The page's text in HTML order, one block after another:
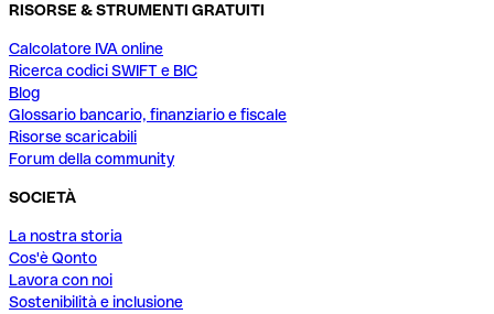
RISORSE & STRUMENTI GRATUITI
Calcolatore IVA online
Ricerca codici SWIFT e BIC
Blog
Glossario bancario, finanziario e fiscale
Risorse scaricabili
Forum della community
SOCIETÀ
La nostra storia
Cos'è Qonto
Lavora con noi
Sostenibilità e inclusione